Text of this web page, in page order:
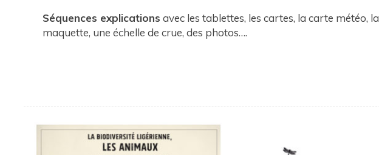
Séquences explications avec les tablettes, les cartes, la carte météo, la
maquette, une échelle de crue, des photos….